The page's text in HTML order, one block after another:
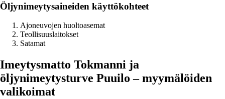
Öljynimeytysaineiden käyttökohteet
Ajoneuvojen huoltoasemat
Teollisuuslaitokset
Satamat
Imeytysmatto Tokmanni ja
öljynimeytysturve Puuilo – myymälöiden
valikoimat